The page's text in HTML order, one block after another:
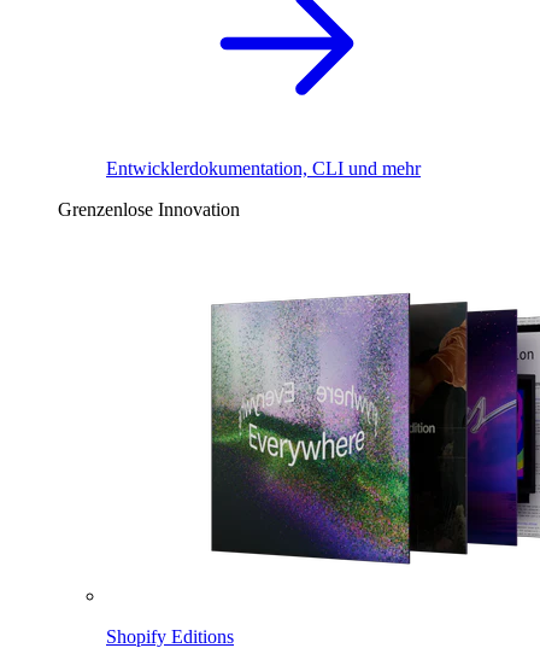
Entwicklerdokumentation, CLI und mehr
Grenzenlose Innovation
Shopify Editions